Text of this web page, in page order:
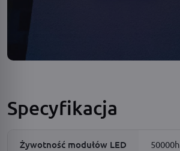
Specyfikacja
Żywotność modułów LED 50000h